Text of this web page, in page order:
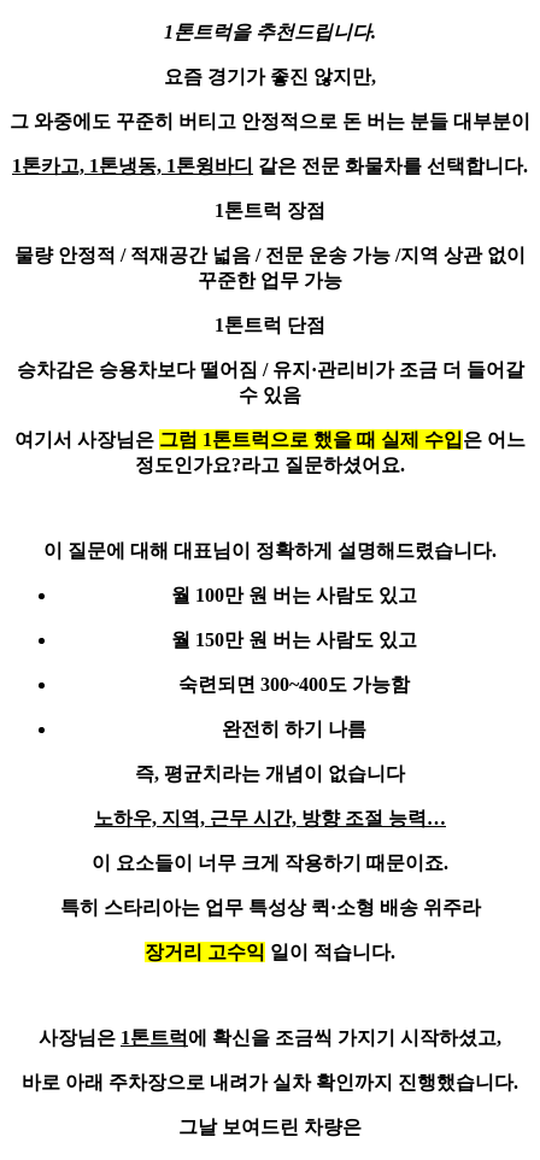
1톤트럭을 추천드립니다.
요즘 경기가 좋진 않지만,
그 와중에도 꾸준히 버티고 안정적으로 돈 버는 분들 대부분이
1톤카고, 1톤냉동, 1톤윙바디 같은 전문 화물차를 선택합니다.
1톤트럭 장점
물량 안정적 / 적재공간 넓음 / 전문 운송 가능 /지역 상관 없이
꾸준한 업무 가능
1톤트럭 단점
승차감은 승용차보다 떨어짐 / 유지·관리비가 조금 더 들어갈
수 있음
여기서 사장님은 그럼 1톤트럭으로 했을 때 실제 수입은 어느
정도인가요?라고 질문하셨어요.
이 질문에 대해 대표님이 정확하게 설명해드렸습니다.
월 100만 원 버는 사람도 있고
월 150만 원 버는 사람도 있고
숙련되면 300~400도 가능함
완전히 하기 나름
즉, 평균치라는 개념이 없습니다
노하우, 지역, 근무 시간, 방향 조절 능력…
이 요소들이 너무 크게 작용하기 때문이죠.
특히 스타리아는 업무 특성상 퀵·소형 배송 위주라
장거리 고수익 일이 적습니다.
사장님은 1톤트럭 에 확신을 조금씩 가지기 시작하셨고,
바로 아래 주차장으로 내려가 실차 확인까지 진행했습니다.
그날 보여드린 차량은